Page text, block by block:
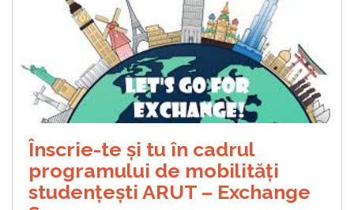
Înscrie-te și tu în cadrul
programului de mobilități
studențești ARUT – Exchange